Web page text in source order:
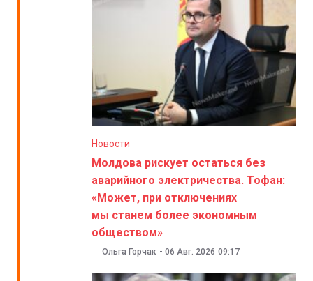
Новости
Молдова рискует остаться без
аварийного электричества. Тофан:
«Может, при отключениях
мы станем более экономным
обществом»
Ольга Горчак - 06 Авг. 2026 09:17